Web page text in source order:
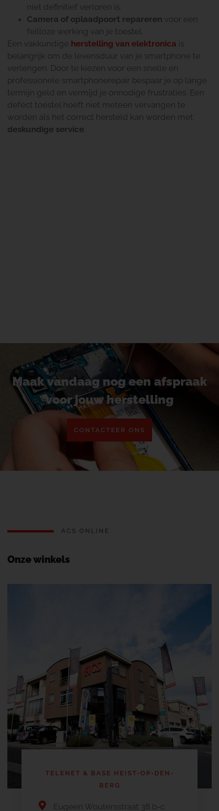
niet definitief verloren is.
Camera of oplaadpoort repareren voor een
feilloze werking van je toestel.
Een vakkundige herstelling van elektronica is
belangrijk om de levensduur van je smartphone te
verlengen. Door te kiezen voor een snelle en
professionele smartphonerepair bespaar je op lange
termijn geld en vermijd je onnodige frustraties. Een
defect toestel hoeft niet meteen vervangen te
worden als het correct hersteld kan worden met
deskundige service
Maak vandaag nog een afspraak
voor jouw herstelling
CONTACTEER ONS
ACS ONLINE
Onze winkels
TELENET & BASE HEIST-OP-DEN-
BERG
Eugeen Woutersstraat 38 b-c